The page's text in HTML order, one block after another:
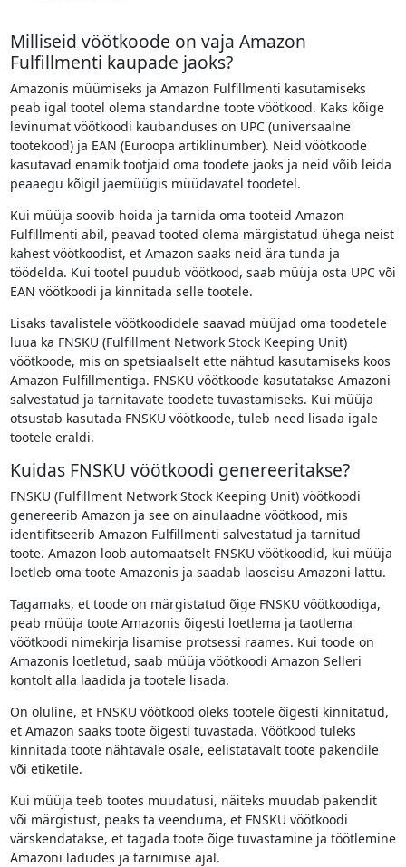
Milliseid vöötkoode on vaja Amazon
Fulfillmenti kaupade jaoks?
Amazonis müümiseks ja Amazon Fulfillmenti kasutamiseks
peab igal tootel olema standardne toote vöötkood. Kaks kõige
levinumat vöötkoodi kaubanduses on UPC (universaalne
tootekood) ja EAN (Euroopa artiklinumber). Neid vöötkoode
kasutavad enamik tootjaid oma toodete jaoks ja neid võib leida
peaaegu kõigil jaemüügis müüdavatel toodetel.
Kui müüja soovib hoida ja tarnida oma tooteid Amazon
Fulfillmenti abil, peavad tooted olema märgistatud ühega neist
kahest vöötkoodist, et Amazon saaks neid ära tunda ja
töödelda. Kui tootel puudub vöötkood, saab müüja osta UPC või
EAN vöötkoodi ja kinnitada selle tootele.
Lisaks tavalistele vöötkoodidele saavad müüjad oma toodetele
luua ka FNSKU (Fulfillment Network Stock Keeping Unit)
vöötkoode, mis on spetsiaalselt ette nähtud kasutamiseks koos
Amazon Fulfillmentiga. FNSKU vöötkoode kasutatakse Amazoni
salvestatud ja tarnitavate toodete tuvastamiseks. Kui müüja
otsustab kasutada FNSKU vöötkoode, tuleb need lisada igale
tootele eraldi.
Kuidas FNSKU vöötkoodi genereeritakse?
FNSKU (Fulfillment Network Stock Keeping Unit) vöötkoodi
genereerib Amazon ja see on ainulaadne vöötkood, mis
identifitseerib Amazon Fulfillmenti salvestatud ja tarnitud
toote. Amazon loob automaatselt FNSKU vöötkoodid, kui müüja
loetleb oma toote Amazonis ja saadab laoseisu Amazoni lattu.
Tagamaks, et toode on märgistatud õige FNSKU vöötkoodiga,
peab müüja toote Amazonis õigesti loetlema ja taotlema
vöötkoodi nimekirja lisamise protsessi raames. Kui toode on
Amazonis loetletud, saab müüja vöötkoodi Amazon Selleri
kontolt alla laadida ja tootele lisada.
On oluline, et FNSKU vöötkood oleks tootele õigesti kinnitatud,
et Amazon saaks toote õigesti tuvastada. Vöötkood tuleks
kinnitada toote nähtavale osale, eelistatavalt toote pakendile
või etiketile.
Kui müüja teeb tootes muudatusi, näiteks muudab pakendit
või märgistust, peaks ta veenduma, et FNSKU vöötkoodi
värskendatakse, et tagada toote õige tuvastamine ja töötlemine
Amazoni ladudes ja tarnimise ajal.